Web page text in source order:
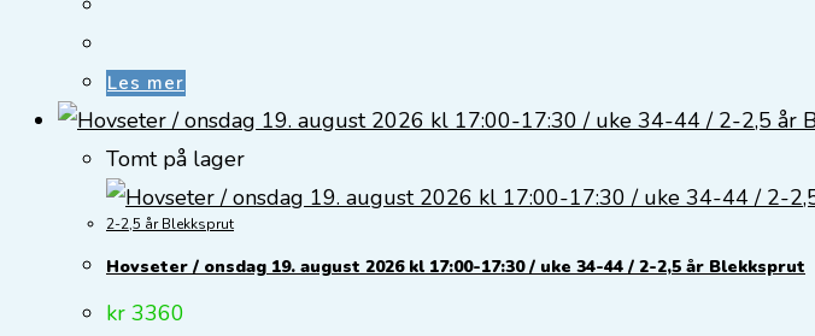
Les mer
Tomt på lager
2-2,5 år Blekksprut
Hovseter / onsdag 19. august 2026 kl 17:00-17:30 / uke 34-44 / 2-2,5 år Blekksprut
kr 3360